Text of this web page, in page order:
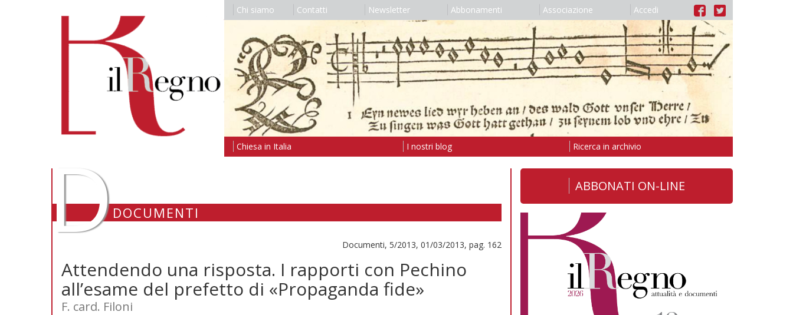
Chi siamo Contatti Newsletter Abbonamenti Associazione Accedi
Chiesa in Italia I nostri blog Ricerca in archivio
DDOCUMENTI
Documenti, 5/2013, 01/03/2013, pag. 162
Attendendo una risposta. I rapporti con Pechino
all’esame del prefetto di «Propaganda fide»
F. card. Filoni
ABBONATI ON-LINE